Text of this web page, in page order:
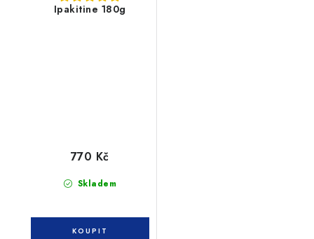
Ipakitine 180g
Skladem
770 Kč